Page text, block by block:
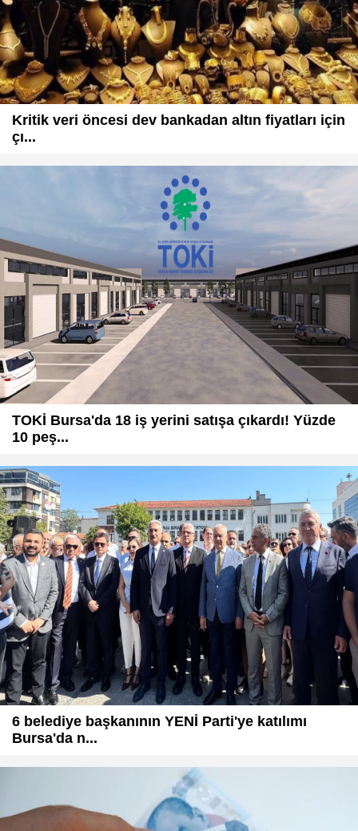
Kritik veri öncesi dev bankadan altın fiyatları için
çı...
TOKİ Bursa'da 18 iş yerini satışa çıkardı! Yüzde
10 peş...
6 belediye başkanının YENİ Parti'ye katılımı
Bursa'da n...